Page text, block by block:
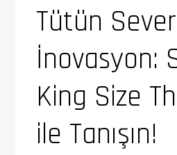
Tütün
İnovasyon:
King Size
ile Tanışın!